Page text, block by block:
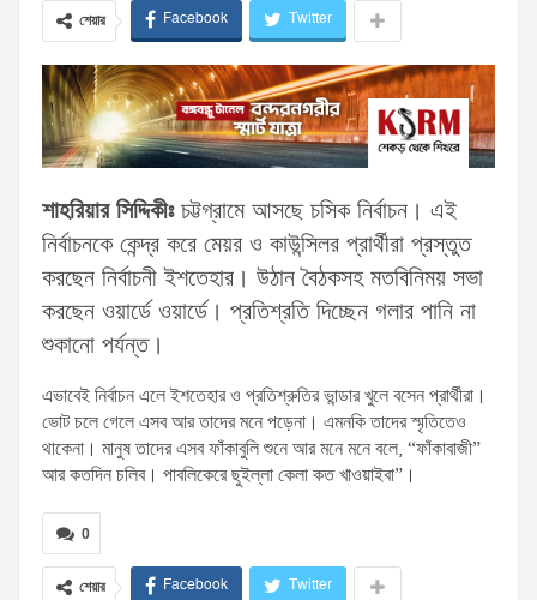
শেয়ার Facebook Twitter
শাহরিয়ার সিদ্দিকীঃচট্টগ্রামে আসছে চসিক নির্বাচন। এই
নির্বাচনকে কেন্দ্র করে মেয়র ও কাউন্সিলর প্রার্থীরা প্রস্তুত
করছেন নির্বাচনী ইশতেহার। উঠান বৈঠকসহ মতবিনিময় সভা
করছেন ওয়ার্ডে ওয়ার্ডে। প্রতিশ্রতি দিচ্ছেন গলার পানি না
শুকানো পর্যন্ত।
এভাবেই নির্বাচন এলে ইশতেহার ও প্রতিশ্রুতির ভান্ডার খুলে বসেন প্রার্থীরা।
ভোট চলে গেলে এসব আর তাদের মনে পড়েনা। এমনকি তাদের স্মৃতিতেও
থাকেনা। মানুষ তাদের এসব ফাঁকাবুলি শুনে আর মনে মনে বলে, “ফাঁকাবাজী”
আর কতদিন চলিব। পাবলিকেরে ছুইল্লা কেলা কত খাওয়াইবা”।
0
শেয়ার Facebook Twitter